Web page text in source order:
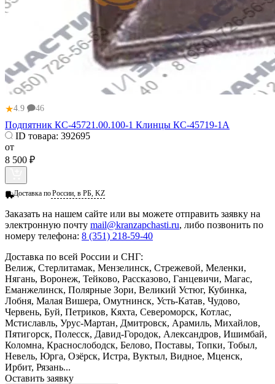
★4.9 46
Подпятник КС-45721.00.100-1 Клинцы КС-45719-1А
ID товара: 392695
от
8 500 ₽
Доставка поРоссии, в РБ, KZ
Заказать на нашем сайте или вы можете отправить заявку на
электронную почту mail@kranzapchasti.ru, либо позвонить по
номеру телефона: 8 (351) 218-59-40
Доставка по всей России и СНГ:
Велиж, Стерлитамак, Мензелинск, Стрежевой, Меленки,
Нягань, Воронеж, Тейково, Рассказово, Ганцевичи, Магас,
Еманжелинск, Полярные Зори, Великий Устюг, Кубинка,
Лобня, Малая Вишера, Омутнинск, Усть-Катав, Чудово,
Червень, Буй, Петриков, Кяхта, Североморск, Котлас,
Мстиславль, Урус-Мартан, Дмитровск, Арамиль, Михайлов,
Пятигорск, Полесск, Давид-Городок, Александров, Ишимбай,
Коломна, Краснослободск, Белово, Поставы, Топки, Тобыл,
Невель, Юрга, Озёрск, Истра, Вуктыл, Видное, Мценск,
Ирбит, Рязань...
Оставить заявку